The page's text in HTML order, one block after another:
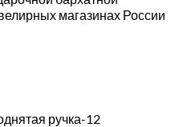
магазинах России
ручка-12